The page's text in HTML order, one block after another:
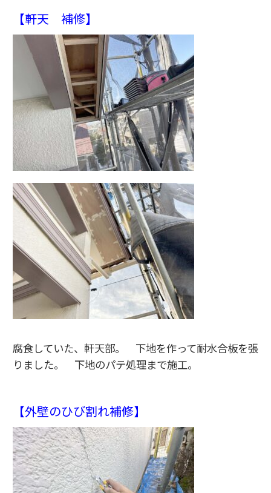
【軒天 補修】
腐食していた、軒天部。 下地を作って耐水合板を張
りました。 下地のパテ処理まで施工。
【外壁のひび割れ補修】